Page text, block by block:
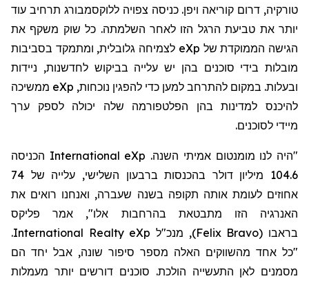
טורקיה, דרום קוריאה ויפן. כניסה צפויה ללוקסמבורג תרחיב עוד
יותר את טביעת הרגל הזו לאחר השלמתה. כל שוק משקף את
הגישה הממוקדת של eXp לצמיחה גלובלית, ומתמקד בסביבות
מובלות בידי סוכנים בהן יש עלייה בביקוש לחדשנות, ניידות
ובעלות. במקום להתרחב למען כדי להפגין נוכחות, eXp ממשיכה
להיכנס למדינות בהן הפלטפורמה שלה יכולה לספק ערך
מיידי לסוכנים.
"היה לנו מומנטום אמיתי השנה. eXp
International הכניסה
104.6 מיליון דולר בהכנסות ברבעון השלישי, עלייה של 74
אחוזים לעומת אותה תקופה בשנה שעברה, ואנחנו רואים את
האנרגיה הזו מתבטאת בהרחבות אלו", אמר פליקס
בראבו (
Felix Bravo
), מנכ"ל eXp
Realty
International
.
"כל אחד מהשווקים האלה מספר סיפור שונה, אבל יחד הם
מסמנים לאן התעשייה הולכת. סוכנים דורשים יותר מעמלות